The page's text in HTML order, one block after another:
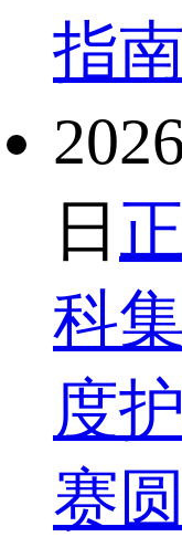
指南
日
科
度
赛